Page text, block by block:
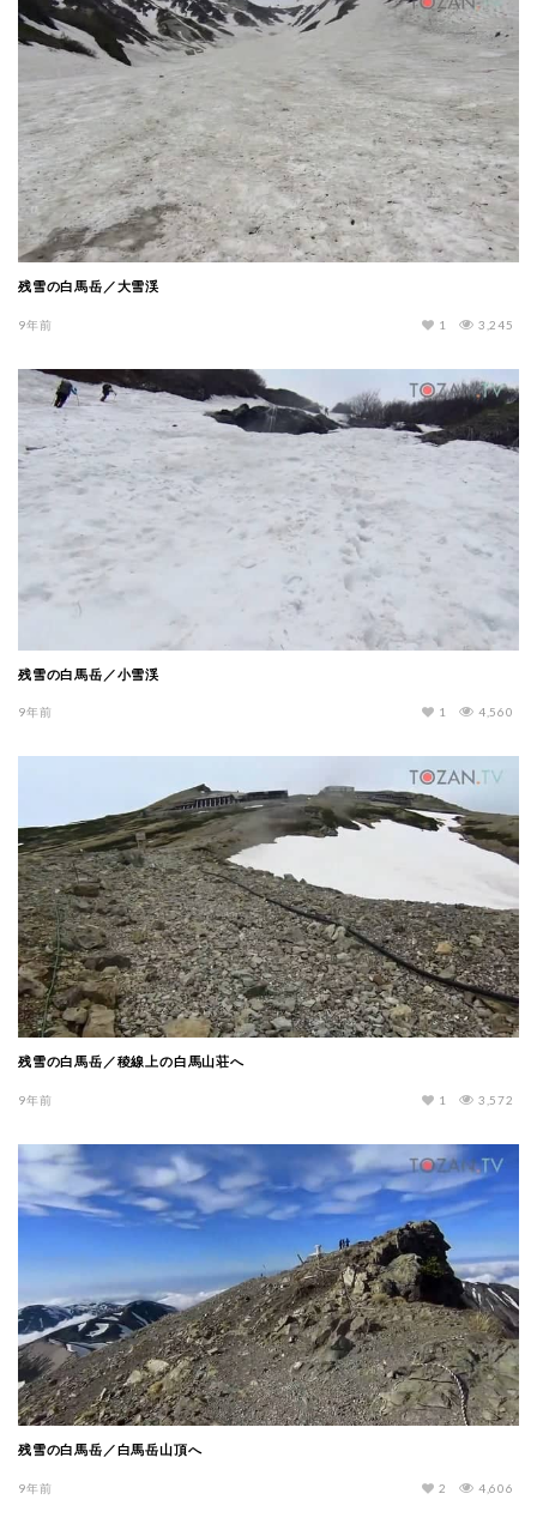
残雪の白馬岳／大雪渓
9年前 3,245
1
残雪の白馬岳／小雪渓
9年前 4,560
1
残雪の白馬岳／稜線上の白馬山荘へ
9年前 3,572
1
残雪の白馬岳／白馬岳山頂へ
9年前 4,606
2